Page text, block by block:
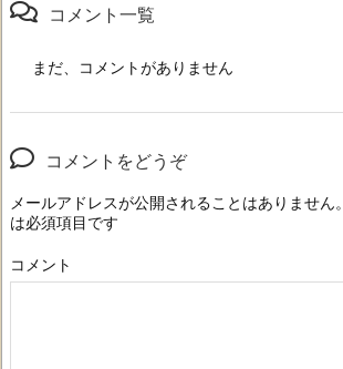
コメント一覧
まだ、コメントがありません
コメントをどうぞ
メールアドレスが公開されることはありません。
は必須項目です
コメント